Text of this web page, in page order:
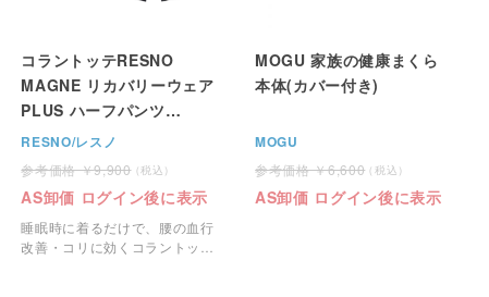
コラントッテRESNO
MAGNE リカバリーウェア
PLUS ハーフパンツ
（Colantotte)
RESNO/レスノ
9,900
AS卸価 ログイン後に表示
睡眠時に着るだけで、腰の血行
改善・コリに効くコラントッテ
MOGU 家族の健康まくら
本体(カバー付き)
MOGU
6,600
AS卸価 ログイン後に表示